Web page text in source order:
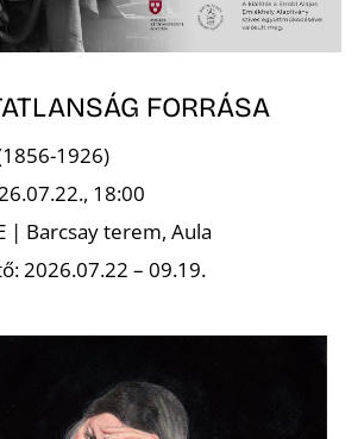
FORRÁSA
1926)
18:00
| Barcsay terem, Aula
2026.07.22 – 09.19.